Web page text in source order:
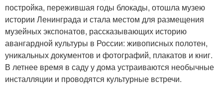
постройка, пережившая годы блокады, отошла музею
истории Ленинграда и стала местом для размещения
музейных экспонатов, рассказывающих историю
авангардной культуры в России: живописных полотен,
уникальных документов и фотографий, плакатов и книг.
В летнее время в саду у дома устраиваются необычные
инсталляции и проводятся культурные встречи.